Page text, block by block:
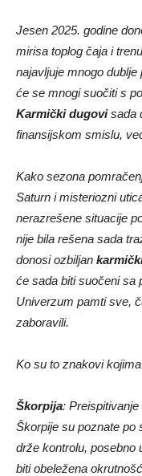
Jesen 2025. godine
mirisa toplog čaja i
najavljuje mnogo
će se mnogi suočiti s
Karmički dugovisada
finansijskom smislu,
Kako sezona
Saturn i misteriozni
nerazrešene situacije
nije bila rešena sada
donosi ozbiljan
će sada biti suočeni sa
Univerzum pamti sve,
zaboravili.
Ko su to znakovi
Škorpija:
Škorpije su poznate po
drže kontrolu, posebno
biti obeležena